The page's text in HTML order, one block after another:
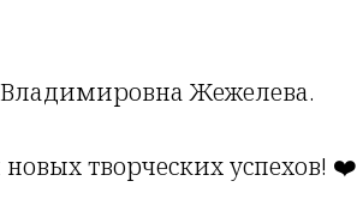
Жежелева.
творческих успехов! ❤️